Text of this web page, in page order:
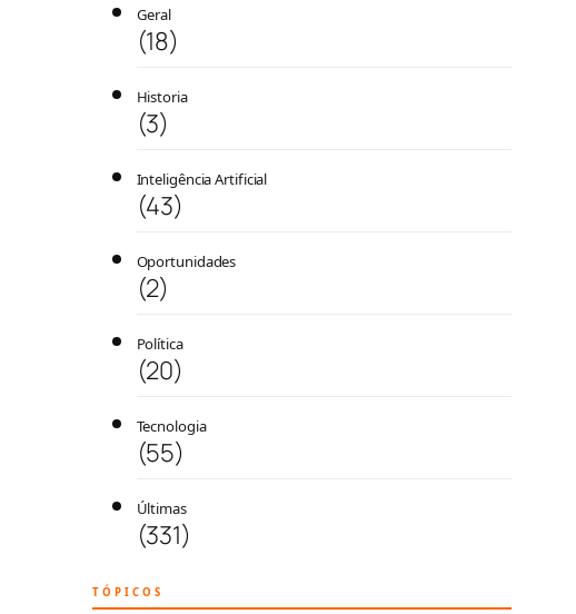
Geral
(18)
Historia
(3)
Inteligência Artificial
(43)
Oportunidades
(2)
Política
(20)
Tecnologia
(55)
Últimas
(331)
TÓPICOS